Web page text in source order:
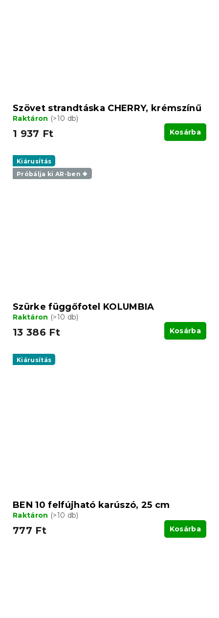
Szövet strandtáska CHERRY, krémszínű
Raktáron (>10 db)
1 937 Ft Kosárba
Kiárusítás
Próbálja ki AR-ben ❖
Szürke függőfotel KOLUMBIA
Raktáron (>10 db)
13 386 Ft Kosárba
Kiárusítás
BEN 10 felfújható karúszó, 25 cm
Raktáron (>10 db)
777 Ft Kosárba